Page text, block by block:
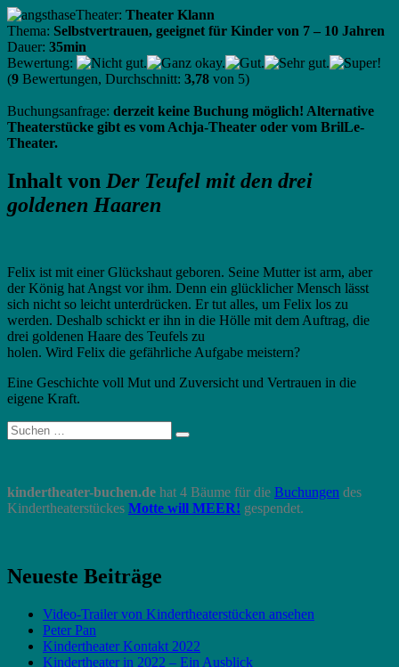
Theater: Theater Klann
Thema: Selbstvertrauen, geeignet für Kinder von 7 – 10 Jahren
Dauer: 35min
Bewertung:
(9 Bewertungen, Durchschnitt: 3,78 von 5)
Buchungsanfrage: derzeit keine Buchung möglich! Alternative
Theaterstücke gibt es vom Achja-Theater oder vom BrilLe-
Theater.
Inhalt von Der Teufel mit den drei
goldenen Haaren
Felix ist mit einer Glückshaut geboren. Seine Mutter ist arm, aber
der König hat Angst vor ihm. Denn ein glücklicher Mensch lässt
sich nicht so leicht unterdrücken. Er tut alles, um Felix los zu
werden. Deshalb schickt er ihn in die Hölle mit dem Auftrag, die
drei goldenen Haare des Teufels zu
holen. Wird Felix die gefährliche Aufgabe meistern?
Eine Geschichte voll Mut und Zuversicht und Vertrauen in die
eigene Kraft.
Suche
nach:
Suchen
kindertheater-buchen.de hat 4 Bäume für die Buchungen des
Kindertheaterstückes Motte will MEER! gespendet.
Neueste Beiträge
Video-Trailer von Kindertheaterstücken ansehen
Peter Pan
Kindertheater Kontakt 2022
Kindertheater in 2022 – Ein Ausblick